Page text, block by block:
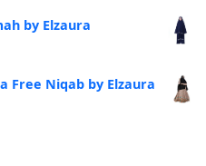
by Elzaura
Free Niqab by Elzaura